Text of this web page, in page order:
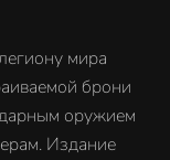
мира
брони
оружием
Издание